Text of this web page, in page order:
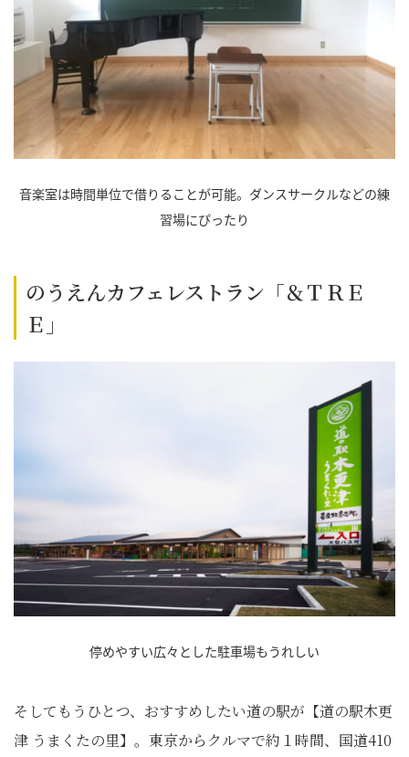
音楽室は時間単位で借りることが可能。ダンスサークルなどの練
習場にぴったり
のうえんカフェレストラン「＆ＴＲＥ
Ｅ」
停めやすい広々とした駐車場もうれしい
そしてもうひとつ、おすすめしたい道の駅が【道の駅木更
津 うまくたの里】。東京からクルマで約１時間、国道410